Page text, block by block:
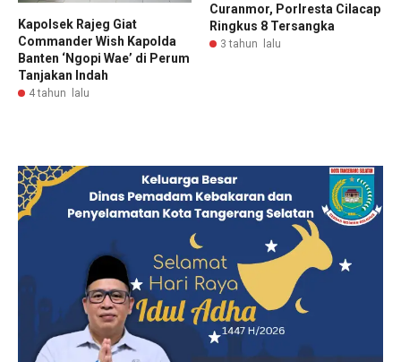
Kapolsek Rajeg Giat
Commander Wish Kapolda
Banten ‘Ngopi Wae’ di Perum
Tanjakan Indah
4 tahun lalu
Curanmor, Porlresta Cilacap
Ringkus 8 Tersangka
3 tahun lalu